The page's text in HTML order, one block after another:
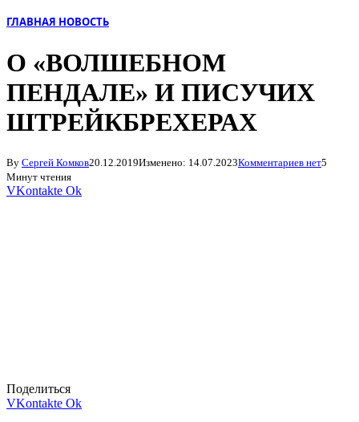
ГЛАВНАЯ НОВОСТЬ
О «ВОЛШЕБНОМ
ПЕНДАЛЕ» И ПИСУЧИХ
ШТРЕЙКБРЕХЕРАХ
By Сергей Комков20.12.2019Изменено: 14.07.2023Комментариев нет5
Минут чтения
VKontakte Ok
Поделиться
VKontakte Ok